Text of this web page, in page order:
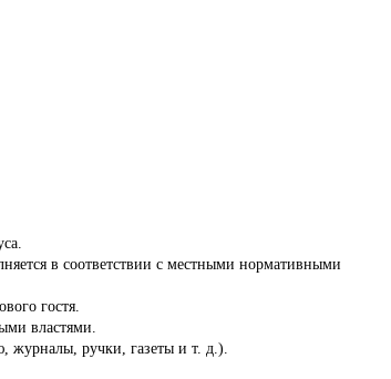
в соответствии с местными нормативными
гостя.
властями.
журналы, ручки, газеты и т. д.).